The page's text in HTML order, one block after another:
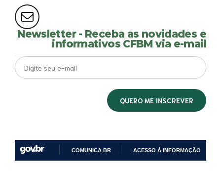
Newsletter - Receba as novidades e
informativos CFBM via e-mail
COMUNICA BR ACESSO À INFORMAÇÃO